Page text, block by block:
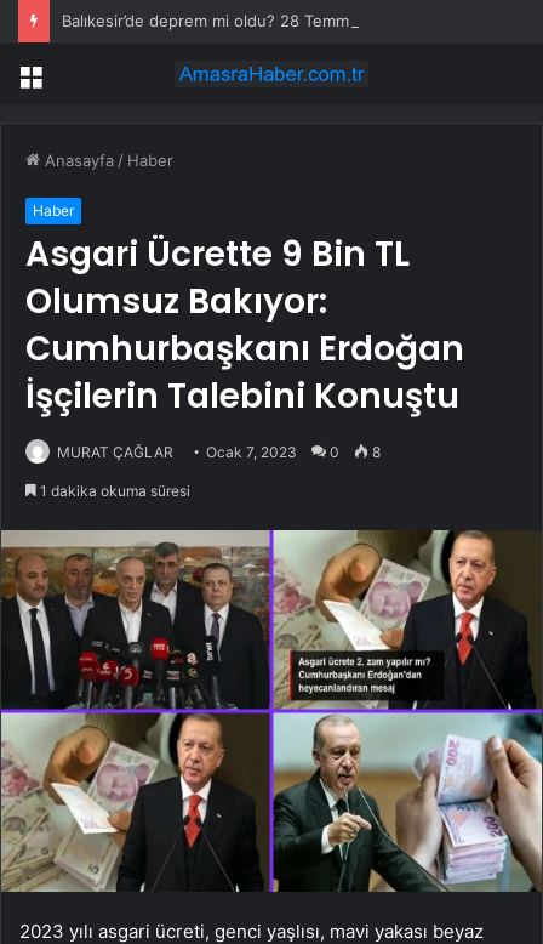
Menü
Anasayfa / Haber
Haber
Asgari Ücrette 9 Bin TL
Olumsuz Bakıyor:
Cumhurbaşkanı Erdoğan
İşçilerin Talebini Konuştu
MURAT ÇAĞLAR Ocak 7, 2023 0 8
1 dakika okuma süresi
2023 yılı asgari ücreti, genci yaşlısı, mavi yakası beyaz